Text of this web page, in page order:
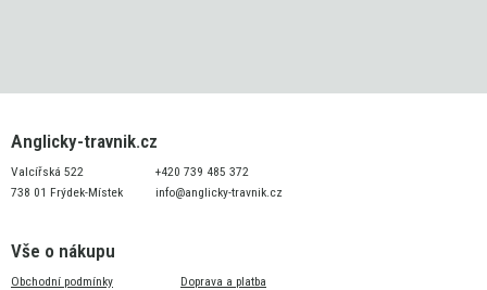
Anglicky-travnik.cz
Valcířská 522
738 01 Frýdek-Místek
+420 739 485 372
info@anglicky-travnik.cz
Vše o nákupu
Obchodní podmínky
Doprava a platba